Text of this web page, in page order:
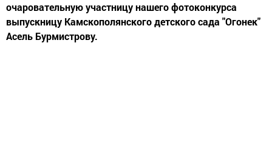
очаровательную участницу нашего фотоконкурса
выпускницу Камскополянского детского сада "Огонек"
Асель Бурмистрову.